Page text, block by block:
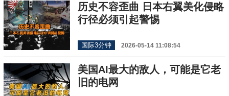
历史不容歪曲 日本右翼美化侵略
行径必须引起警惕
国际3分钟 2026-05-14 11:08:54
美国AI最大的敌人，可能是它老
旧的电网